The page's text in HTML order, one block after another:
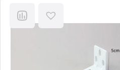
20,00 ₽.